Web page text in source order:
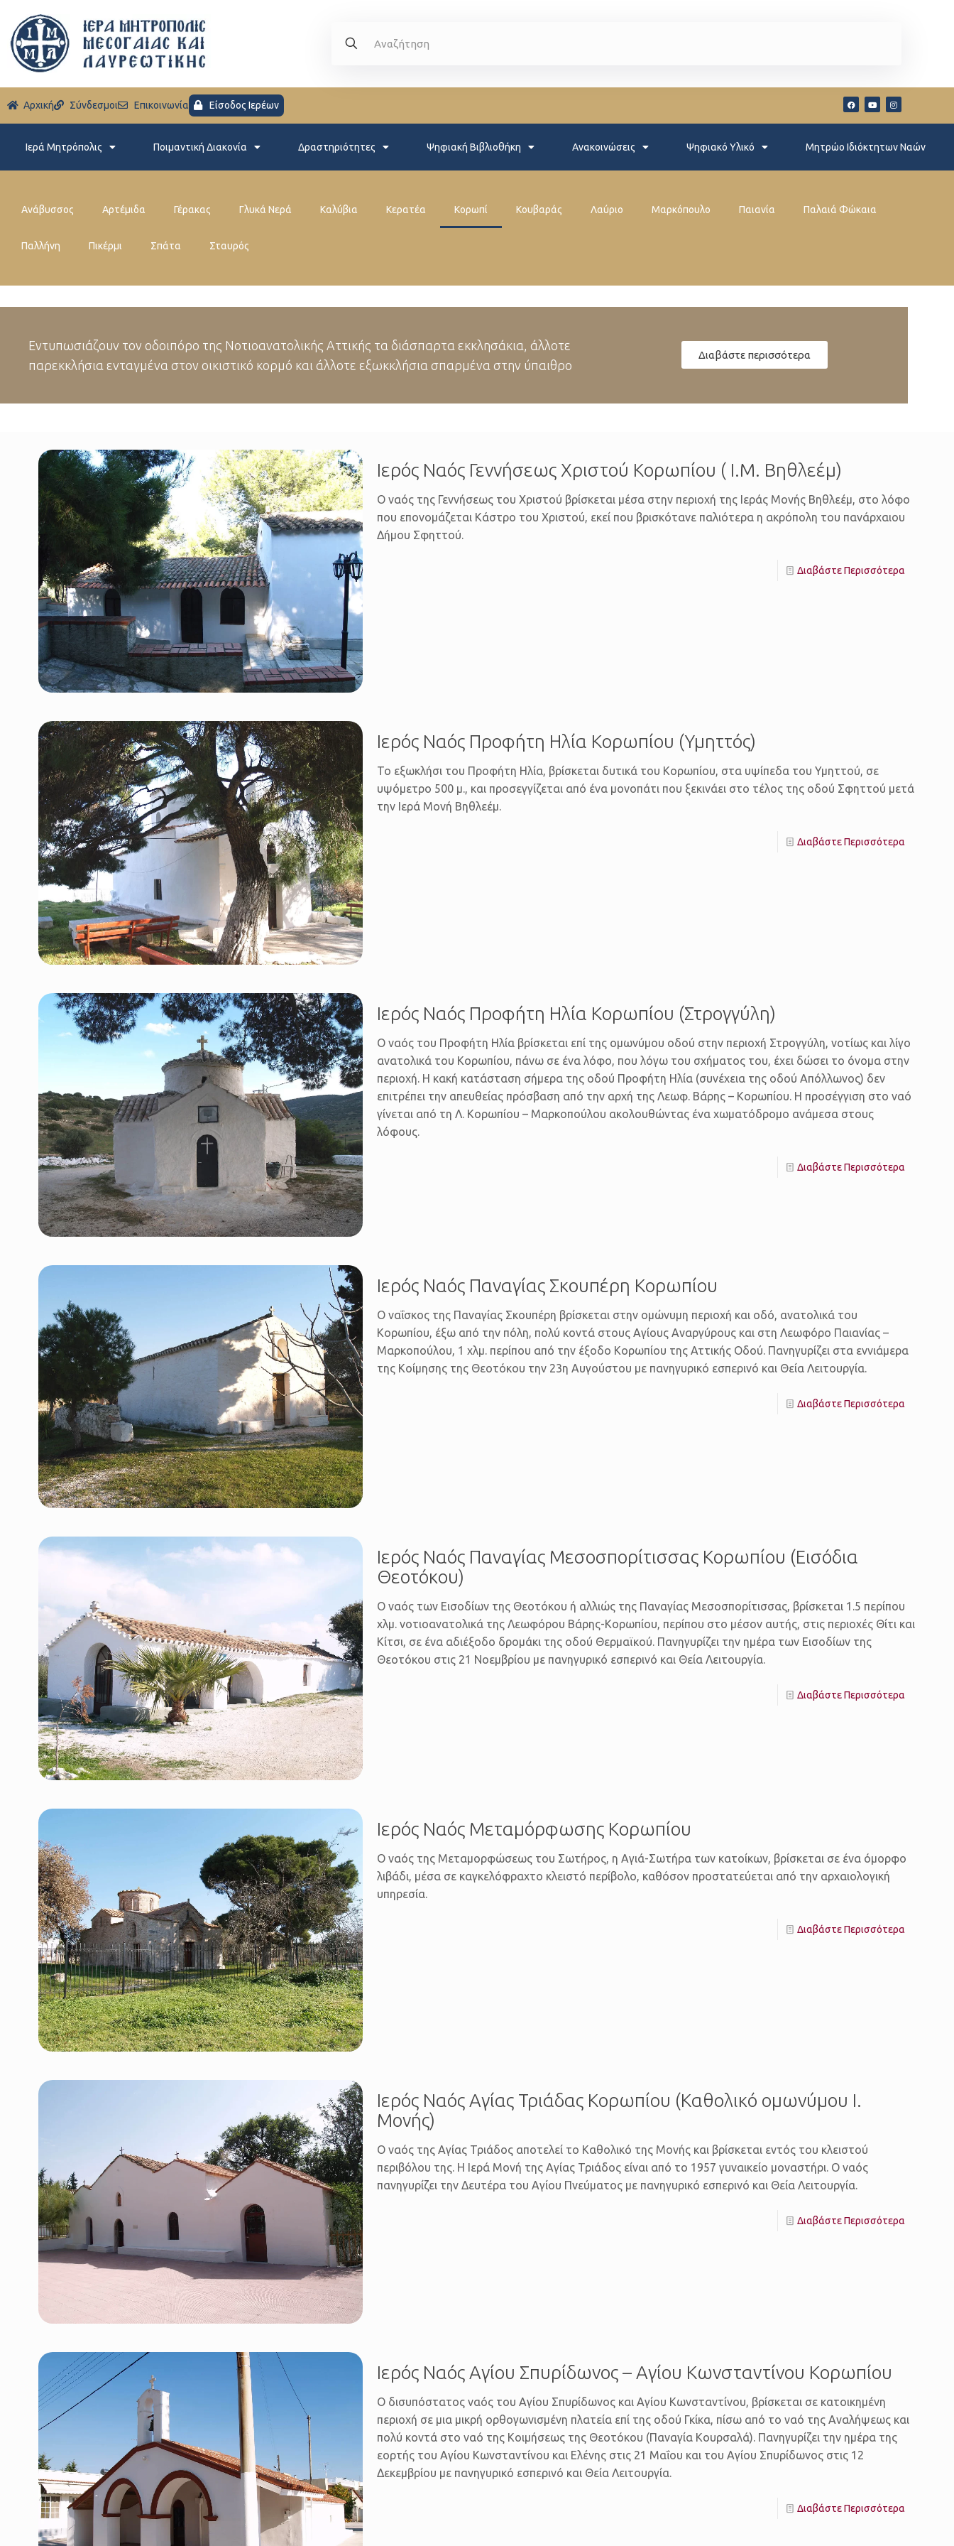
Aρχική Σύνδεσμοι Eπικοινωνία Είσοδος Ιερέων
Ιερά Μητρόπολις Ποιμαντική Διακονία Δραστηριότητες Ψηφιακή Βιβλιοθήκη Ανακοινώσεις Ψηφιακό Υλικό Μητρώο Ιδιόκτητων Ναών
Ανάβυσσος Αρτέμιδα Γέρακας Γλυκά Νερά Καλύβια Κερατέα Κορωπί Κουβαράς Λαύριο Μαρκόπουλο Παιανία Παλαιά Φώκαια
Παλλήνη Πικέρμι Σπάτα Σταυρός
Eντυπωσιάζουν τον οδοιπόρο της Νοτιοανατολικής Αττικής τα διάσπαρτα εκκλησάκια, άλλοτε
παρεκκλήσια ενταγμένα στον οικιστικό κορμό και άλλοτε εξωκκλήσια σπαρμένα στην ύπαιθρο
Διαβάστε περισσότερα
Ιερός Ναός Γεννήσεως Χριστού Κορωπίου ( Ι.Μ. Βηθλεέμ)
Ο ναός της Γεννήσεως του Χριστού βρίσκεται μέσα στην περιοχή της Ιεράς Μονής Βηθλεέμ, στο λόφο
που επονομάζεται Κάστρο του Χριστού, εκεί που βρισκότανε παλιότερα η ακρόπολη του πανάρχαιου
Δήμου Σφηττού.
Διαβάστε Περισσότερα
Ιερός Ναός Προφήτη Ηλία Κορωπίου (Υμηττός)
Το εξωκλήσι του Προφήτη Ηλία, βρίσκεται δυτικά του Κορωπίου, στα υψίπεδα του Υμηττού, σε
υψόμετρο 500 μ., και προσεγγίζεται από ένα μονοπάτι που ξεκινάει στο τέλος της οδού Σφηττού μετά
την Ιερά Μονή Βηθλεέμ.
Διαβάστε Περισσότερα
Ιερός Ναός Προφήτη Ηλία Κορωπίου (Στρογγύλη)
Ο ναός του Προφήτη Ηλία βρίσκεται επί της ομωνύμου οδού στην περιοχή Στρογγύλη, νοτίως και λίγο
ανατολικά του Κορωπίου, πάνω σε ένα λόφο, που λόγω του σχήματος του, έχει δώσει το όνομα στην
περιοχή. Η κακή κατάσταση σήμερα της οδού Προφήτη Ηλία (συνέχεια της οδού Απόλλωνος) δεν
επιτρέπει την απευθείας πρόσβαση από την αρχή της Λεωφ. Βάρης – Κορωπίου. Η προσέγγιση στο ναό
γίνεται από τη Λ. Κορωπίου – Μαρκοπούλου ακολουθώντας ένα χωματόδρομο ανάμεσα στους
λόφους.
Διαβάστε Περισσότερα
Ιερός Ναός Παναγίας Σκουπέρη Κορωπίου
Ο ναΐσκος της Παναγίας Σκουπέρη βρίσκεται στην ομώνυμη περιοχή και οδό, ανατολικά του
Κορωπίου, έξω από την πόλη, πολύ κοντά στους Αγίους Αναργύρους και στη Λεωφόρο Παιανίας –
Μαρκοπούλου, 1 χλμ. περίπου από την έξοδο Κορωπίου της Αττικής Οδού. Πανηγυρίζει στα εννιάμερα
της Κοίμησης της Θεοτόκου την 23η Αυγούστου με πανηγυρικό εσπερινό και Θεία Λειτουργία.
Διαβάστε Περισσότερα
Ιερός Ναός Παναγίας Μεσοσπορίτισσας Κορωπίου (Εισόδια
Θεοτόκου)
Ο ναός των Εισοδίων της Θεοτόκου ή αλλιώς της Παναγίας Μεσοσπορίτισσας, βρίσκεται 1.5 περίπου
χλμ. νοτιοανατολικά της Λεωφόρου Βάρης-Κορωπίου, περίπου στο μέσον αυτής, στις περιοχές Θίτι και
Κίτσι, σε ένα αδιέξοδο δρομάκι της οδού Θερμαϊκού. Πανηγυρίζει την ημέρα των Εισοδίων της
Θεοτόκου στις 21 Νοεμβρίου με πανηγυρικό εσπερινό και Θεία Λειτουργία.
Διαβάστε Περισσότερα
Ιερός Ναός Μεταμόρφωσης Κορωπίου
Ο ναός της Μεταμορφώσεως του Σωτήρος, η Αγιά-Σωτήρα των κατοίκων, βρίσκεται σε ένα όμορφο
λιβάδι, μέσα σε καγκελόφραχτο κλειστό περίβολο, καθόσον προστατεύεται από την αρχαιολογική
υπηρεσία.
Διαβάστε Περισσότερα
Ιερός Ναός Αγίας Τριάδας Κορωπίου (Καθολικό ομωνύμου Ι.
Μονής)
Ο ναός της Αγίας Τριάδος αποτελεί το Καθολικό της Μονής και βρίσκεται εντός του κλειστού
περιβόλου της. Η Ιερά Μονή της Αγίας Τριάδος είναι από το 1957 γυναικείο μοναστήρι. Ο ναός
πανηγυρίζει την Δευτέρα του Αγίου Πνεύματος με πανηγυρικό εσπερινό και Θεία Λειτουργία.
Διαβάστε Περισσότερα
Ιερός Ναός Αγίου Σπυρίδωνος – Αγίου Κωνσταντίνου Κορωπίου
Ο δισυπόστατος ναός του Αγίου Σπυρίδωνος και Αγίου Κωνσταντίνου, βρίσκεται σε κατοικημένη
περιοχή σε μια μικρή ορθογωνισμένη πλατεία επί της οδού Γκίκα, πίσω από το ναό της Αναλήψεως και
πολύ κοντά στο ναό της Κοιμήσεως της Θεοτόκου (Παναγία Κουρσαλά). Πανηγυρίζει την ημέρα της
εορτής του Αγίου Κωνσταντίνου και Ελένης στις 21 Μαΐου και του Αγίου Σπυρίδωνος στις 12
Δεκεμβρίου με πανηγυρικό εσπερινό και Θεία Λειτουργία.
Διαβάστε Περισσότερα